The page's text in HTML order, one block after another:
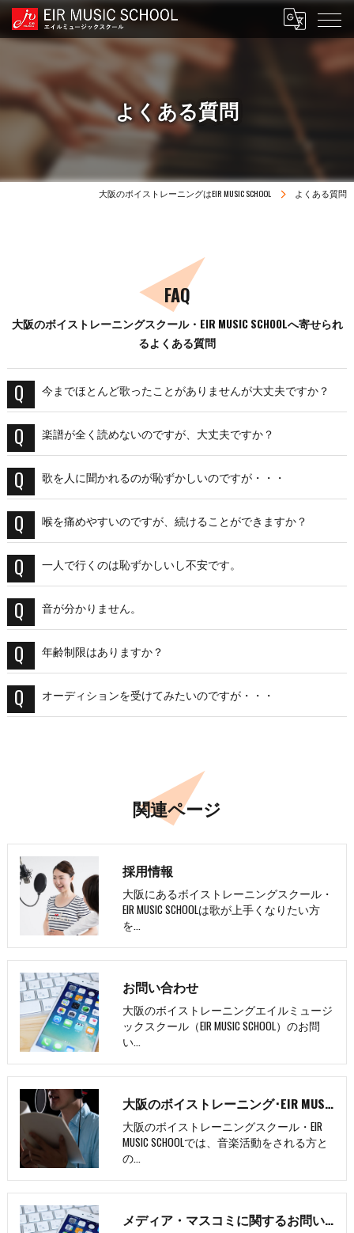
よくある質問
大阪のボイストレーニングはEIR MUSIC SCHOOL よくある質問
大阪のボイストレーニングスクール・EIR MUSIC SCHOOLへ寄せられ
るよくある質問
FAQ
今までほとんど歌ったことがありませんが大丈夫ですか？
楽譜が全く読めないのですが、大丈夫ですか？
歌を人に聞かれるのが恥ずかしいのですが・・・
喉を痛めやすいのですが、続けることができますか？
一人で行くのは恥ずかしいし不安です。
音が分かりません。
年齢制限はありますか？
オーディションを受けてみたいのですが・・・
関連ページ
採用情報
大阪にあるボイストレーニングスクール・
EIR MUSIC SCHOOLは歌が上手くなりたい方
を…
お問い合わせ
大阪のボイストレーニングエイルミュージ
ックスクール（EIR MUSIC SCHOOL）のお問
い…
大阪のボイストレーニング･EIR MUSIC SCHOOLの評判
大阪のボイストレーニングスクール・EIR
MUSIC SCHOOLでは、音楽活動をされる方と
の…
メディア・マスコミに関するお問い合わせ